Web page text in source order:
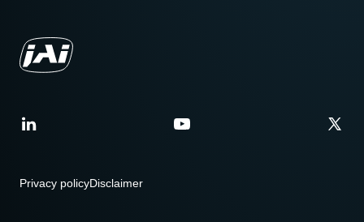
Privacy policyDisclaimer